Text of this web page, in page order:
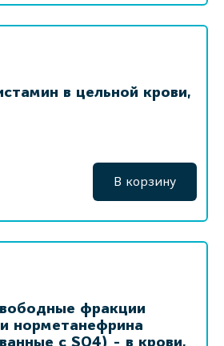
в цельной крови,
В корзину
фракции
норметанефрина
с SO4) - в крови,